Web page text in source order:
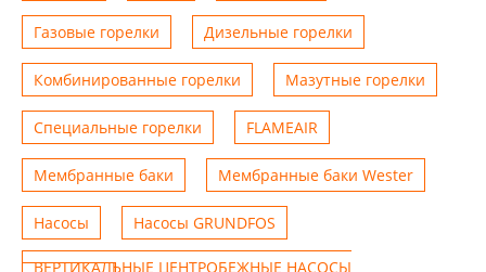
Газовые горелки Дизельные горелки
Комбинированные горелки Мазутные горелки
Специальные горелки FLAMEAIR
Мембранные баки Мембранные баки Wester
Насосы Насосы GRUNDFOS
ВЕРТИКАЛЬНЫЕ ЦЕНТРОБЕЖНЫЕ НАСОСЫ